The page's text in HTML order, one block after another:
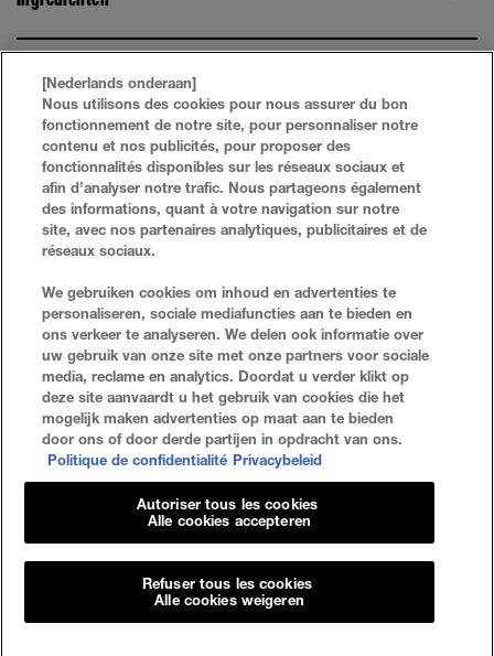
VEELGESTELDE VRAGEN
NEEM CONTACT MET ONS OP
ZOEKEN
SITE-OVERZICHT
Privacybeleid Algemene Voorwaarden
Cookie-Instellingen
© 2023 Maybelline New York
[Nederlands onderaan]
Nous utilisons des cookies pour nous assurer du bon
fonctionnement de notre site, pour personnaliser notre
contenu et nos publicités, pour proposer des
fonctionnalités disponibles sur les réseaux sociaux et
afin d’analyser notre trafic. Nous partageons également
des informations, quant à votre navigation sur notre
site, avec nos partenaires analytiques, publicitaires et de
réseaux sociaux.
We gebruiken cookies om inhoud en advertenties te
personaliseren, sociale mediafuncties aan te bieden en
ons verkeer te analyseren. We delen ook informatie over
uw gebruik van onze site met onze partners voor sociale
media, reclame en analytics. Doordat u verder klikt op
deze site aanvaardt u het gebruik van cookies die het
mogelijk maken advertenties op maat aan te bieden
door ons of door derde partijen in opdracht van ons.
Politique de confidentialité Privacybeleid
Refuser tous les cookies
Alle cookies weigeren
Autoriser tous les cookies
Alle cookies accepteren